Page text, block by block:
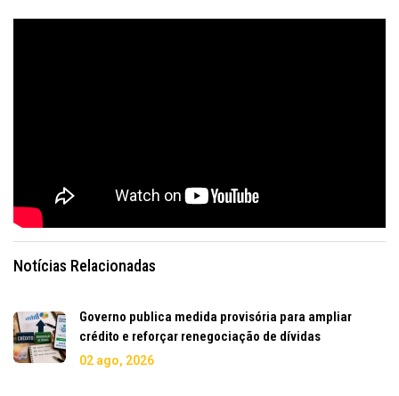
Notícias Relacionadas
Governo publica medida provisória para ampliar
crédito e reforçar renegociação de dívidas
02 ago, 2026